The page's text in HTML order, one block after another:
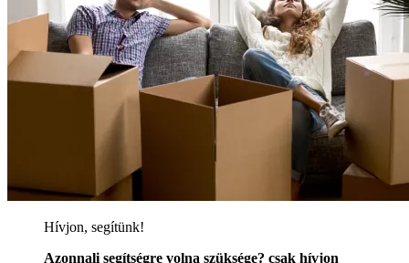
Hívjon, segítünk!
Azonnali segítségre volna szüksége? csak hívjon